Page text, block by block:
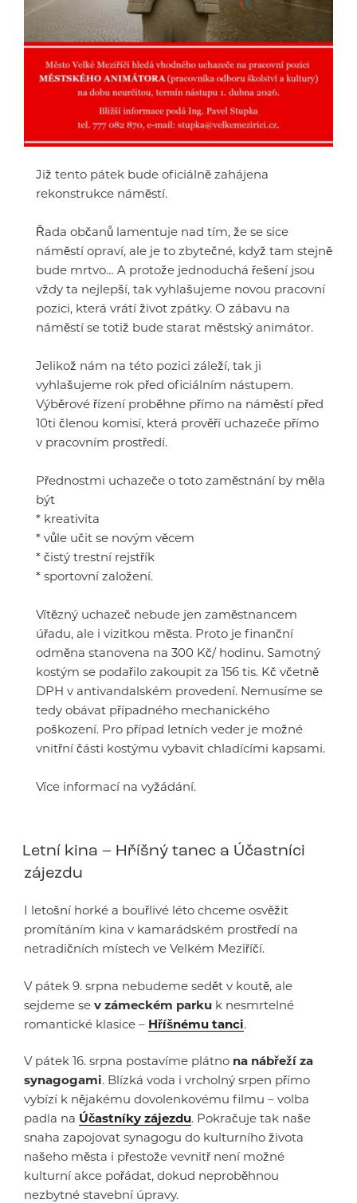
Již tento pátek bude oficiálně zahájena
rekonstrukce náměstí.
Řada občanů lamentuje nad tím, že se sice
náměstí opraví, ale je to zbytečné, když tam stejně
bude mrtvo… A protože jednoduchá řešení jsou
vždy ta nejlepší, tak vyhlašujeme novou pracovní
pozici, která vrátí život zpátky. O zábavu na
náměstí se totiž bude starat městský animátor.
Jelikož nám na této pozici záleží, tak ji
vyhlašujeme rok před oficiálním nástupem.
Výběrové řízení proběhne přímo na náměstí před
10ti členou komisí, která prověří uchazeče přímo
v pracovním prostředí.
Přednostmi uchazeče o toto zaměstnání by měla
být
* kreativita
* vůle učit se novým věcem
* čistý trestní rejstřík
* sportovní založení.
Vítězný uchazeč nebude jen zaměstnancem
úřadu, ale i vizitkou města. Proto je finanční
odměna stanovena na 300 Kč/ hodinu. Samotný
kostým se podařilo zakoupit za 156 tis. Kč včetně
DPH v antivandalském provedení. Nemusíme se
tedy obávat případného mechanického
poškození. Pro případ letních veder je možné
vnitřní části kostýmu vybavit chladícími kapsami.
Více informací na vyžádání.
Letní kina – Hříšný tanec a Účastníci
zájezdu
I letošní horké a bouřlivé léto chceme osvěžit
promítáním kina v kamarádském prostředí na
netradičních místech ve Velkém Meziříčí.
V pátek 9. srpna nebudeme sedět v koutě, ale
sejdeme se v zámeckém parku k nesmrtelné
romantické klasice – Hříšnému tanci.
V pátek 16. srpna postavíme plátno na nábřeží za
synagogami. Blízká voda i vrcholný srpen přímo
vybízí k nějakému dovolenkovému filmu – volba
padla na Účastníky zájezdu. Pokračuje tak naše
snaha zapojovat synagogu do kulturního života
našeho města i přestože vevnitř není možné
kulturní akce pořádat, dokud neproběhnou
nezbytné stavební úpravy.